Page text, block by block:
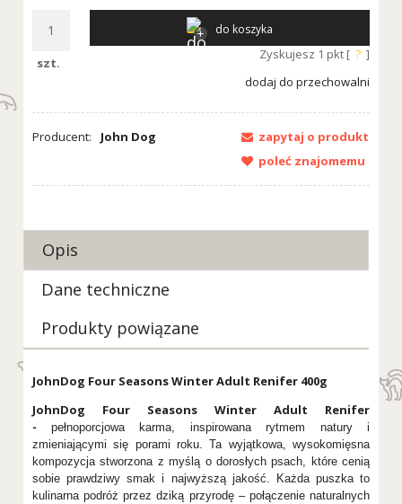
szt.
do koszyka
Zyskujesz 1 pkt [ ? ]
dodaj do przechowalni
Producent: John Dog
zapytaj o produkt
poleć znajomemu
Opis
Dane techniczne
Produkty powiązane
JohnDog Four Seasons Winter Adult Renifer 400g
JohnDog Four Seasons Winter Adult Renifer
-
pełnoporcjowa karma, inspirowana rytmem natury i
zmieniającymi się porami roku. Ta wyjątkowa, wysokomięsna
kompozycja stworzona z myślą o dorosłych psach, które cenią
sobie prawdziwy smak i najwyższą jakość. Każda puszka to
kulinarna podróż przez dziką przyrodę – połączenie naturalnych